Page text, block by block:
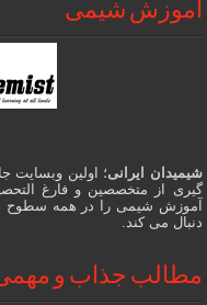
آموزش شیمی
شیمیدان ایرانی؛ اولین وبسایت
گیری از متخصصین و فارغ
آموزش شیمی را در همه سطوح
دنبال می کند.
مطالب جذاب و